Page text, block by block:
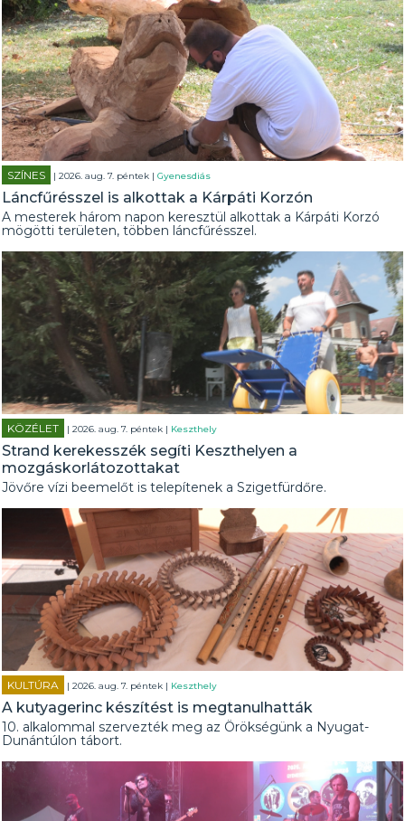
SZÍNES | 2026. aug. 7. péntek |Gyenesdiás
Láncfűrésszel is alkottak a Kárpáti Korzón
A mesterek három napon keresztül alkottak a Kárpáti Korzó
mögötti területen, többen láncfűrésszel.
KÖZÉLET | 2026. aug. 7. péntek | Keszthely
Strand kerekesszék segíti Keszthelyen a
mozgáskorlátozottakat
Jövőre vízi beemelőt is telepítenek a Szigetfürdőre.
KULTÚRA | 2026. aug. 7. péntek | Keszthely
A kutyagerinc készítést is megtanulhatták
10. alkalommal szervezték meg az Örökségünk a Nyugat-
Dunántúlon tábort.